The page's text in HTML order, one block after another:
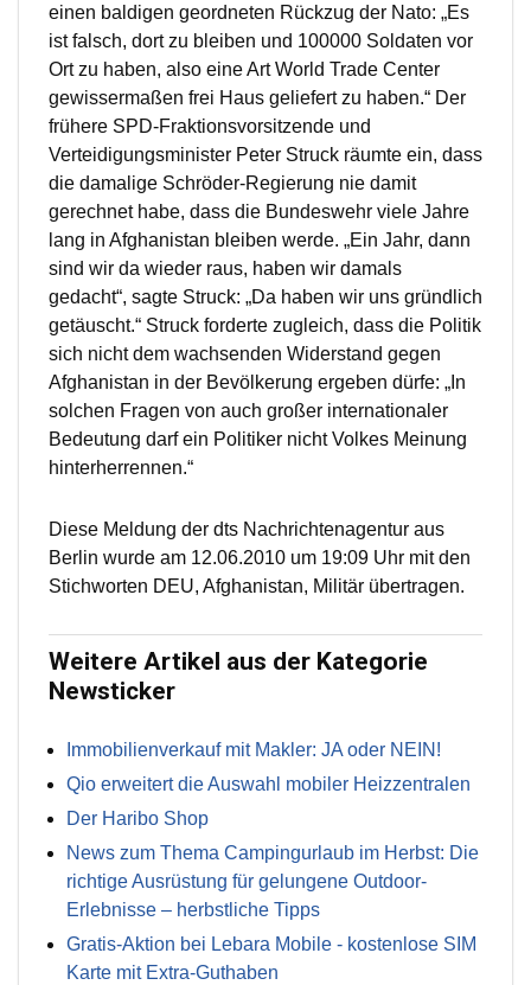
einen baldigen geordneten Rückzug der Nato: „Es
ist falsch, dort zu bleiben und 100000 Soldaten vor
Ort zu haben, also eine Art World Trade Center
gewissermaßen frei Haus geliefert zu haben.“ Der
frühere SPD-Fraktionsvorsitzende und
Verteidigungsminister Peter Struck räumte ein, dass
die damalige Schröder-Regierung nie damit
gerechnet habe, dass die Bundeswehr viele Jahre
lang in Afghanistan bleiben werde. „Ein Jahr, dann
sind wir da wieder raus, haben wir damals
gedacht“, sagte Struck: „Da haben wir uns gründlich
getäuscht.“ Struck forderte zugleich, dass die Politik
sich nicht dem wachsenden Widerstand gegen
Afghanistan in der Bevölkerung ergeben dürfe: „In
solchen Fragen von auch großer internationaler
Bedeutung darf ein Politiker nicht Volkes Meinung
hinterherrennen.“
Diese Meldung der dts Nachrichtenagentur aus
Berlin wurde am 12.06.2010 um 19:09 Uhr mit den
Stichworten DEU, Afghanistan, Militär übertragen.
Weitere Artikel aus der Kategorie
Newsticker
Immobilienverkauf mit Makler: JA oder NEIN!
Qio erweitert die Auswahl mobiler Heizzentralen
Der Haribo Shop
News zum Thema Campingurlaub im Herbst: Die
richtige Ausrüstung für gelungene Outdoor-
Erlebnisse – herbstliche Tipps
Gratis-Aktion bei Lebara Mobile - kostenlose SIM
Karte mit Extra-Guthaben